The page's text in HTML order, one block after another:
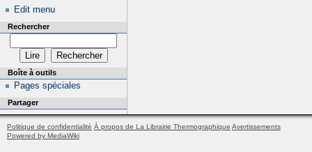
Edit menu
Rechercher
Boîte à outils
Pages spéciales
Partager
Politique de confidentialité À propos de La Librairie Thermographique Avertissements
Powered by MediaWiki